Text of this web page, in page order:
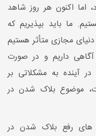
اما اکنون هر روز شاهد
ما باید بپذیریم که
مجازی متأثر هستیم
آگاهی داریم و در صورت
آینده به مشکلاتی بر
موضوع بلاک شدن در
های رفع بلاک شدن در